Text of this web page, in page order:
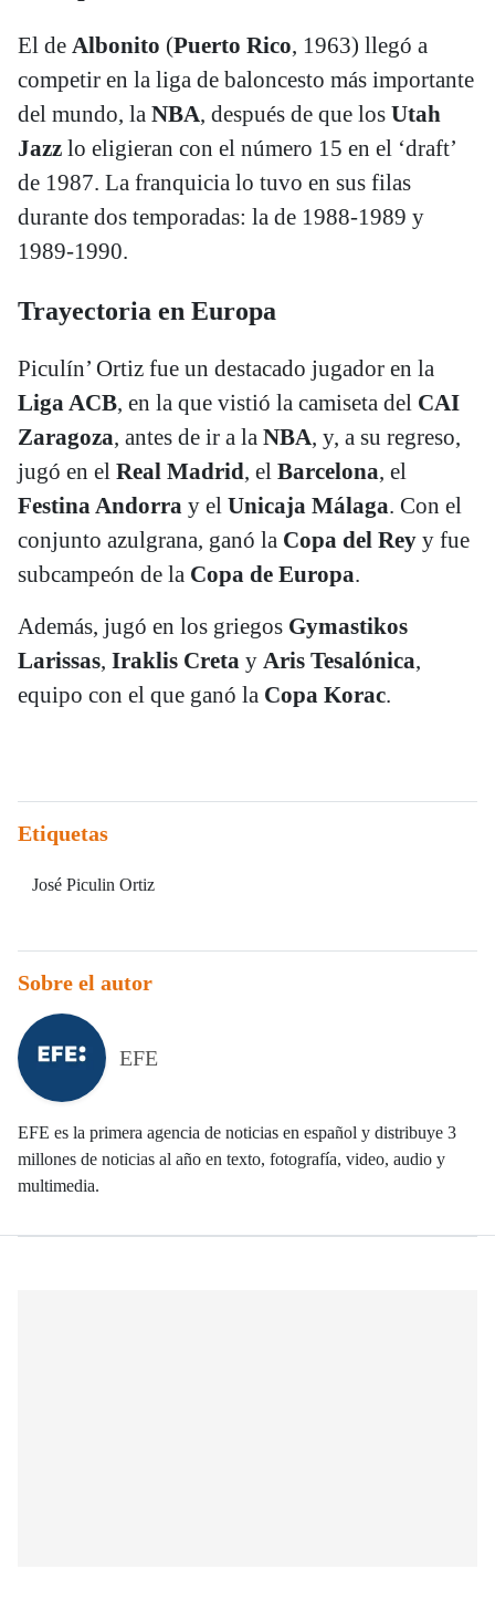
El de Albonito (Puerto Rico, 1963) llegó a
competir en la liga de baloncesto más importante
del mundo, la NBA, después de que los Utah
Jazz lo eligieran con el número 15 en el ‘draft’
de 1987. La franquicia lo tuvo en sus filas
durante dos temporadas: la de 1988-1989 y
1989-1990.
Trayectoria en Europa
Piculín’ Ortiz fue un destacado jugador en la
Liga ACB, en la que vistió la camiseta del CAI
Zaragoza, antes de ir a la NBA, y, a su regreso,
jugó en el Real Madrid, el Barcelona, el
Festina Andorra y el Unicaja Málaga. Con el
conjunto azulgrana, ganó la Copa del Rey y fue
subcampeón de la Copa de Europa.
Además, jugó en los griegos Gymastikos
Larissas, Iraklis Creta y Aris Tesalónica,
equipo con el que ganó la Copa Korac.
Etiquetas
José Piculin Ortiz
Sobre el autor
EFE
EFE es la primera agencia de noticias en español y distribuye 3
millones de noticias al año en texto, fotografía, video, audio y
multimedia.